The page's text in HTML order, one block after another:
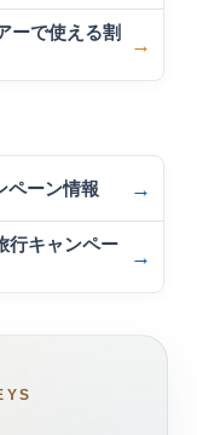
ーで使える割
ペーン情報
行キャンペー